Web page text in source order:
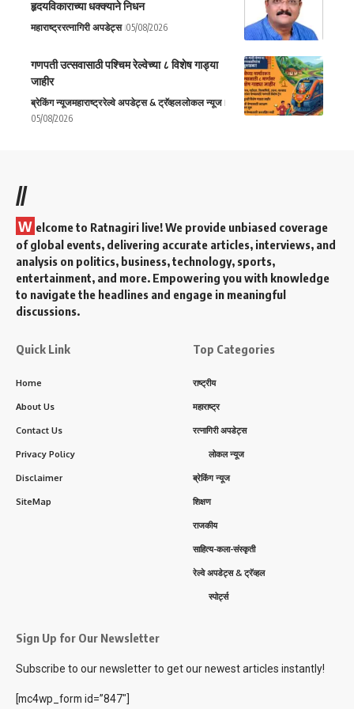
हृदयविकाराच्या धक्क्याने निधन
महाराष्ट्ररत्नागिरी अपडेट्स 05/08/2026
गणपती उत्सवासाठी पश्चिम रेल्वेच्या ८ विशेष गाड्या
जाहीर
ब्रेकिंग न्यूजमहाराष्ट्ररेल्वे अपडेट्स & ट्रॅव्हललोकल न्यूज
05/08/2026
//
W elcome to Ratnagiri live! We provide unbiased coverage
of global events, delivering accurate articles, interviews, and
analysis on politics, business, technology, sports,
entertainment, and more. Empowering you with knowledge
to navigate the headlines and engage in meaningful
discussions.
Quick Link
Home
About Us
Contact Us
Privacy Policy
Disclaimer
SiteMap
Top Categories
राष्ट्रीय
महाराष्ट्र
रत्नागिरी अपडेट्स
लोकल न्यूज
ब्रेकिंग न्यूज
शिक्षण
राजकीय
साहित्य-कला-संस्कृती
रेल्वे अपडेट्स & ट्रॅव्हल
स्पोर्ट्स
Sign Up for Our Newsletter
Subscribe to our newsletter to get our newest articles instantly!
[mc4wp_form id=”847″]